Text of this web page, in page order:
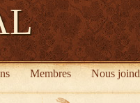
Membres Nous